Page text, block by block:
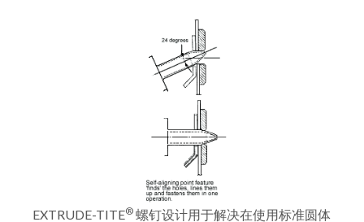
EXTRUDE-TITE® 螺钉设计用于解决在使用标准圆体